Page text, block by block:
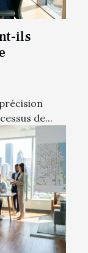
ils
de...